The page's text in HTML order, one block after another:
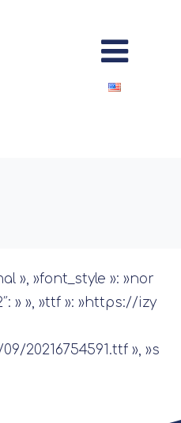
», »font_style »: »nor
» », »ttf »: »https://izy
20216754591.ttf », »s